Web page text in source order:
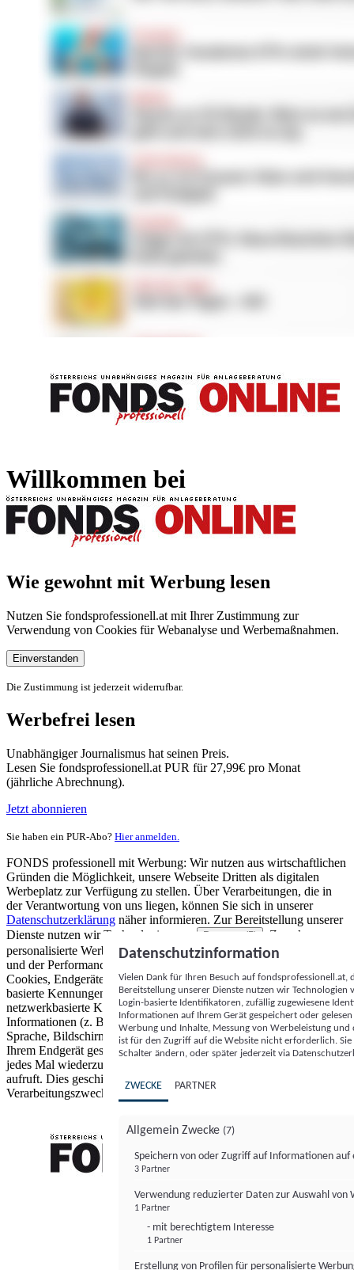
Willkommen bei
Wie gewohnt mit Werbung lesen
Nutzen Sie fondsprofessionell.at mit Ihrer Zustimmung zur
Verwendung von Cookies für Webanalyse und Werbemaßnahmen.
Einverstanden
Die Zustimmung ist jederzeit widerrufbar.
Werbefrei lesen
Unabhängiger Journalismus hat seinen Preis.
Lesen Sie fondsprofessionell.at PUR für 27,99€ pro Monat
(jährliche Abrechnung).
Jetzt abonnieren
Sie haben ein PUR-Abo? Hier anmelden.
FONDS professionell mit Werbung: Wir nutzen aus wirtschaftlichen
Gründen die Möglichkeit, unsere Webseite Dritten als digitalen
Werbeplatz zur Verfügung zu stellen. Über Verarbeitungen, die in
der Verantwortung von uns liegen, können Sie sich in unserer
Datenschutzerklärung näher informieren. Zur Bereitstellung unserer
Dienste nutzen wir Technologien von
Partnern (5)
. Zwecke:
personalisierte Werbung und Inhalte, Messung von Werbeleistung
und der Performance von Inhalten sowie Zielgruppenforschung.
Cookies, Endgeräte- oder ähnliche Online-Kennungen (z. B. login-
basierte Kennungen, zufällig generierte Kennungen,
netzwerkbasierte Kennungen) können zusammen mit anderen
Informationen (z. B. Browsertyp und Browserinformationen,
Sprache, Bildschirmgröße, unterstützte Technologien usw.) auf
Ihrem Endgerät gespeichert oder von dort ausgelesen werden, um es
jedes Mal wiederzuerkennen, wenn es eine App oder einer Webseite
aufruft. Dies geschieht für einen oder mehrere der hier aufgeführten
Verarbeitungszwecke.
Datenschutzinformation
Vielen Dank für Ihren Besuch auf
Bereitstellung unserer Dienste nutzen wir Technologien
Login-basierte Identifikatoren, zufällig zugewiesene
Informationen auf Ihrem Gerät gespeichert oder
Werbung und Inhalte, Messung von Werbeleistung
ist für den Zugriff auf die Website nicht erforderlich.
Schalter ändern, oder später jederzeit via
ZWECKE PARTNER
Allgemein Zwecke (7)
Speichern von oder Zugriff auf Informationen auf
3 Partner
Verwendung reduzierter Daten zur Auswahl von
1 Partner
- mit berechtigtem Interesse
1 Partner
Erstellung von Profilen für personalisierte
FONDS professionell